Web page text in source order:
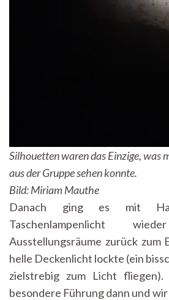
Silhouetten waren das Einzige, was
aus der Gruppe sehen konnte.
Bild: Miriam Mauthe
Danach ging es mit
Taschenlampenlicht
Ausstellungsräume zurück zum
helle Deckenlicht lockte (ein
zielstrebig zum Licht
besondere Führung dann und